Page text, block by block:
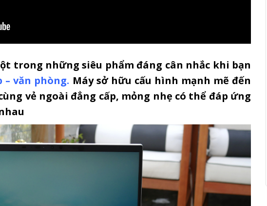
trong những siêu phẩm đáng cân nhắc khi bạn
– văn phòng. Máy sở hữu cấu hình mạnh mẽ đến
vẻ ngoài đẳng cấp, mỏng nhẹ có thể đáp ứng